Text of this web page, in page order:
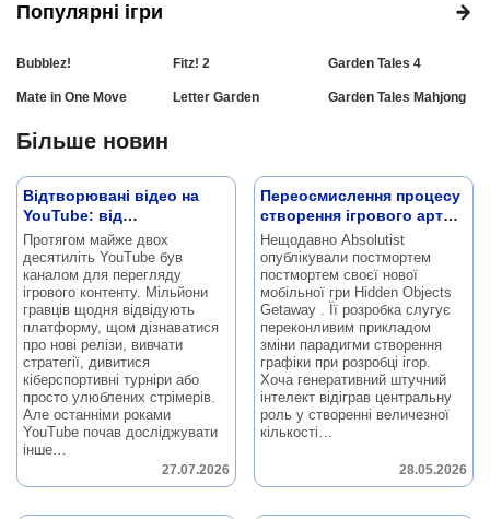
Популярні ігри
Bubblez! Fitz! 2 Garden Tales 4
Mate in One Move Letter Garden Garden Tales Mahjong
Більше новин
Відтворювані відео на
YouTube: від
експерименту до
офіційного контенту
Протягом майже двох
десятиліть YouTube був
каналом для перегляду
ігрового контенту. Мільйони
гравців щодня відвідують
платформу, щом дізнаватися
про нові релізи, вивчати
стратегії, дивитися
кіберспортивні турніри або
просто улюблених стрімерів.
Але останніми роками
YouTube почав досліджувати
інше…
27.07.2026
Переосмислення процесу
створення ігрового арту
на прикладі Hidden
Objects Getaway
Нещодавно Absolutist
опублікували постмортем
постмортем своєї нової
мобільної гри Hidden Objects
Getaway . Її розробка слугує
переконливим прикладом
зміни парадигми створення
графіки при розробці ігор.
Хоча генеративний штучний
інтелект відіграв центральну
роль у створенні величезної
кількості…
28.05.2026